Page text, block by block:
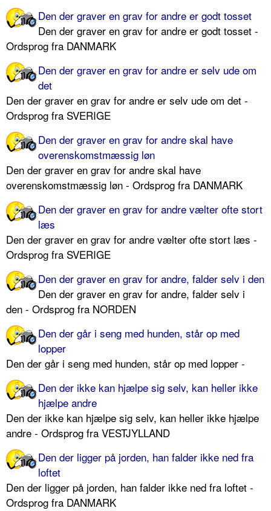
Den der graver en grav for andre er godt tosset
Den der graver en grav for andre er godt tosset -
Ordsprog fra DANMARK
Den der graver en grav for andre er selv ude om
det
Den der graver en grav for andre er selv ude om det -
Ordsprog fra SVERIGE
Den der graver en grav for andre skal have
overenskomstmæssig løn
Den der graver en grav for andre skal have
overenskomstmæssig løn - Ordsprog fra DANMARK
Den der graver en grav for andre vælter ofte stort
læs
Den der graver en grav for andre vælter ofte stort læs -
Ordsprog fra SVERIGE
Den der graver en grav for andre, falder selv i den
Den der graver en grav for andre, falder selv i
den - Ordsprog fra NORDEN
Den der går i seng med hunden, står op med
lopper
Den der går i seng med hunden, står op med lopper -
Den der ikke kan hjælpe sig selv, kan heller ikke
hjælpe andre
Den der ikke kan hjælpe sig selv, kan heller ikke hjælpe
andre - Ordsprog fra VESTJYLLAND
Den der ligger på jorden, han falder ikke ned fra
loftet
Den der ligger på jorden, han falder ikke ned fra loftet -
Ordsprog fra DANMARK